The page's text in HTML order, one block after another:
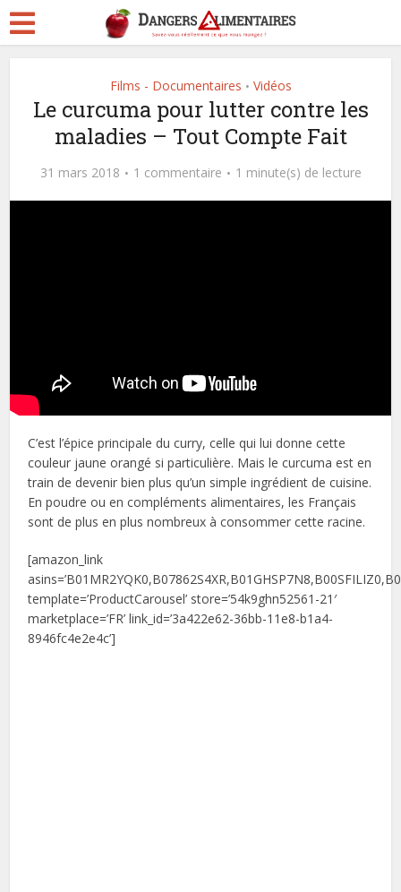
Films - Documentaires • Vidéos
Le curcuma pour lutter contre les
maladies – Tout Compte Fait
31 mars 2018 1 commentaire 1 minute(s) de lecture
C’est l’épice principale du curry, celle qui lui donne cette
couleur jaune orangé si particulière. Mais le curcuma est en
train de devenir bien plus qu’un simple ingrédient de cuisine.
En poudre ou en compléments alimentaires, les Français
sont de plus en plus nombreux à consommer cette racine.
[amazon_link
template=’ProductCarousel’ store=’54k9ghn52561-21′
marketplace=’FR’ link_id=’3a422e62-36bb-11e8-b1a4-
8946fc4e2e4c’]